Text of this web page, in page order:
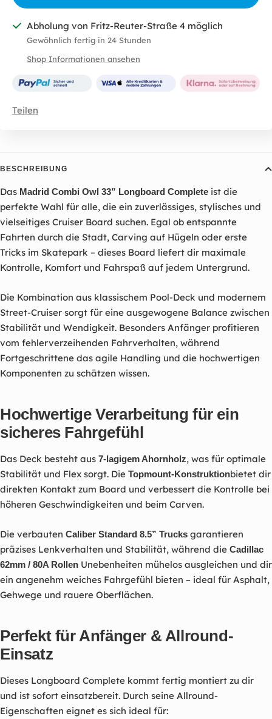
Abholung von Fritz-Reuter-Straße 4 möglich
Gewöhnlich fertig in 24 Stunden
Shop Informationen ansehen
Teilen
BESCHREIBUNG
Das Madrid Combi Owl 33” Longboard Complete ist die
perfekte Wahl für alle, die ein zuverlässiges, stylisches und
vielseitiges Cruiser Board suchen. Egal ob entspannte
Fahrten durch die Stadt, Carving auf Hügeln oder erste
Tricks im Skatepark – dieses Board liefert dir maximale
Kontrolle, Komfort und Fahrspaß auf jedem Untergrund.
Die Kombination aus klassischem Pool-Deck und modernem
Street-Cruiser sorgt für eine ausgewogene Balance zwischen
Stabilität und Wendigkeit. Besonders Anfänger profitieren
vom fehlerverzeihenden Fahrverhalten, während
Fortgeschrittene das agile Handling und die hochwertigen
Komponenten zu schätzen wissen.
Hochwertige Verarbeitung für ein
sicheres Fahrgefühl
Das Deck besteht aus 7-lagigem Ahornholz, was für optimale
Stabilität und Flex sorgt. Die Topmount-Konstruktionbietet dir
direkten Kontakt zum Board und verbessert die Kontrolle bei
höheren Geschwindigkeiten und beim Carven.
Die verbauten Caliber Standard 8.5” Trucks garantieren
präzises Lenkverhalten und Stabilität, während die Cadillac
62mm / 80A Rollen Unebenheiten mühelos ausgleichen und dir
ein angenehm weiches Fahrgefühl bieten – ideal für Asphalt,
Gehwege und rauere Oberflächen.
Perfekt für Anfänger & Allround-
Einsatz
Dieses Longboard Complete kommt fertig montiert zu dir
und ist sofort einsatzbereit. Durch seine Allround-
Eigenschaften eignet es sich ideal für: